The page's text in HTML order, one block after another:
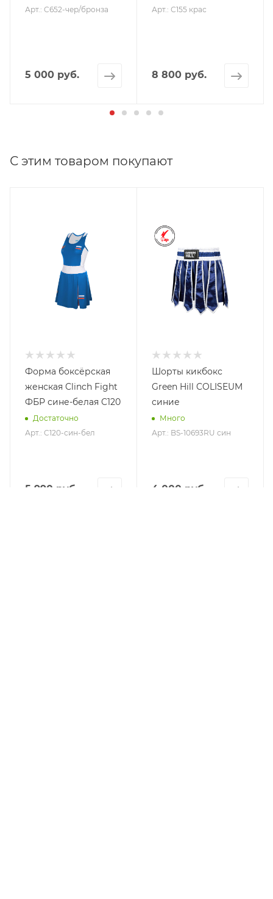
Арт.: C652-чер/бронза
5 000 руб.
Арт.: С155 крас
8 800 руб.
С этим товаром покупают
Форма боксёрская
женская Clinch Fight
ФБР сине-белая C120
Достаточно
Арт.: C120-син-бел
5 990 руб.
Шорты кикбокс
Green Hill COLISEUM
синие
Много
Арт.: BS-10693RU син
4 000 руб.